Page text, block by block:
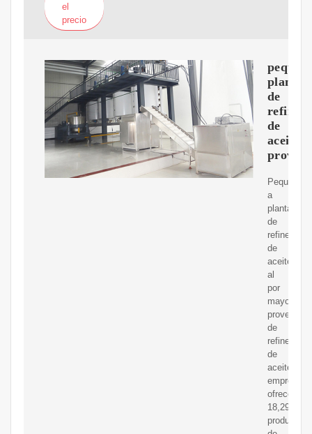
el
precio
planta
de
de
aceite
Peque?
a
planta
de
refinería
de
aceite
al
por
mayor,
de
refinerías
de
empresa
ofrece
18,298
productos